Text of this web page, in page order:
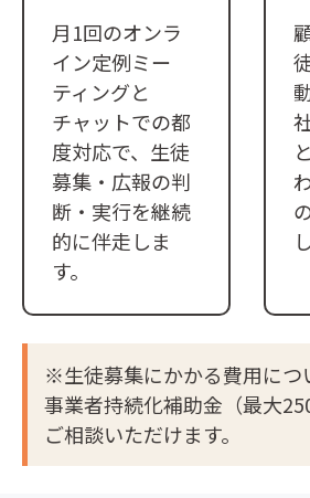
月1回のオンラ
イン定例ミー
ティングと
チャットでの都
度対応で、生徒
募集・広報の判
断・実行を継続
的に伴走しま
す。
※生徒募集にかかる費用につ
事業者持続化補助金（最大
ご相談いただけます。